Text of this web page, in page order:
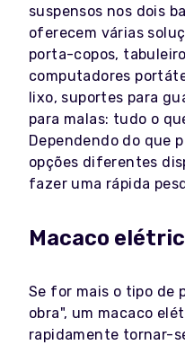
suspensos nos dois
oferecem várias
porta-copos,
computadores
lixo, suportes para
para malas: tudo o
Dependendo do que
opções diferentes
fazer uma rápida
Macaco
Se for mais o tipo de
obra", um macaco
rapidamente tornar-